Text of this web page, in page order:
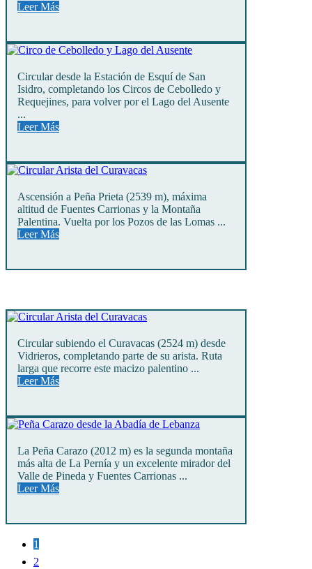
Leer Más
Circular desde la Estación de Esquí de San
Isidro, completando los Circos de Cebolledo y
Requejines, para volver por el Lago del Ausente
...
Leer Más
Ascensión a Peña Prieta (2539 m), máxima
altitud de Fuentes Carrionas y la Montaña
Palentina. Vuelta por los Pozos de las Lomas ...
Leer Más
Circular subiendo el Curavacas (2524 m) desde
Vidrieros, completando parte de su arista. Ruta
larga que recorre este macizo palentino ...
Leer Más
La Peña Carazo (2012 m) es la segunda montaña
más alta de La Pernía y un excelente mirador del
Valle de Pineda y Fuentes Carrionas ...
Leer Más
1
2